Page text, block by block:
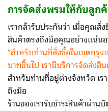
การจัดส่งพรมให้กับลูก
เรากล้ารับประกันว่า เมื่อคุณสั่ง
สินค้าตรงถึงมือคุณอย่างแน่น
“สำหรับท่านที่สั่งซื้อในเขตกรุง
บาทขึ้นไป เรามีบริการจัดส่งสิ
สำหรับท่านที่อยู่ต่างจังหวัด เ
ถึงมือ
ร้านของเรารับชำระสินค้าผ่า